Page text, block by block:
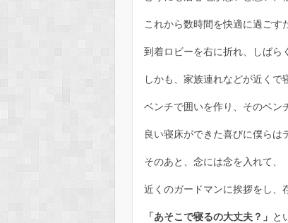
これから数時間を快適に過ごす
到着ロビーを右に折れ、しばら
しかも、家族連れなどが近くで
ベンチで囲いを作り、そのベン
良い寝床ができた喜びに僕らは
そのあと、念には念を入れて、
近くのガードマンに挨拶をし、
「あそこで寝るの大丈夫？」 と